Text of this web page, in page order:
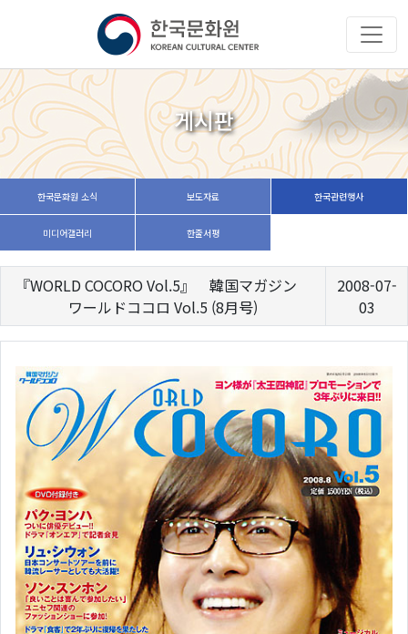
게시판
한국문화원 소식 보도자료 한국관련행사
미디어갤러리 한줄서평
『WORLD COCORO Vol.5』 韓国マガジン
ワールドココロ Vol.5 (8月号)
2008-07-
03